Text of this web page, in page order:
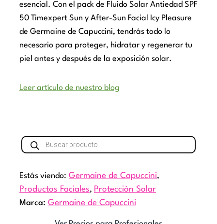
esencial. Con el pack de Fluido Solar Antiedad SPF
50 Timexpert Sun y After-Sun Facial Icy Pleasure
de Germaine de Capuccini, tendrás todo lo
necesario para proteger, hidratar y regenerar tu
piel antes y después de la exposición solar.
Leer artículo de nuestro blog
Búsqueda
de
Estás viendo: Germaine de Capuccini,
Productos Faciales, Protección Solar
Marca: Germaine de Capuccini